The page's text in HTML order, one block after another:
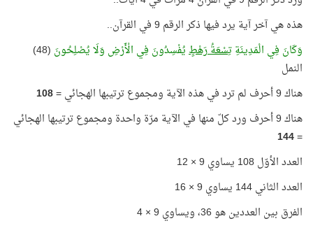
هذه هي آخر آية يرد فيها ذكر الرقم 9 في القرآن..
وَكَانَ فِي الْمَدِينَةِتِسْعَةُ رَهْطٍيُفْسِدُونَ فِي الْأَرْضِ وَلَا يُصْلِحُونَ
(48)
النمل
هناك 9 أحرف لم ترد في هذه الآية ومجموع ترتيبها الهجائي =
108
هناك 9 أحرف ورد كلّ منها في الآية مرّة واحدة ومجموع ترتيبها الهجائي
=
144
العدد الأوّل 108 يساوي 9 × 12
العدد الثاني 144 يساوي 9 × 16
الفرق بين العددين هو 36، ويساوي 9 × 4